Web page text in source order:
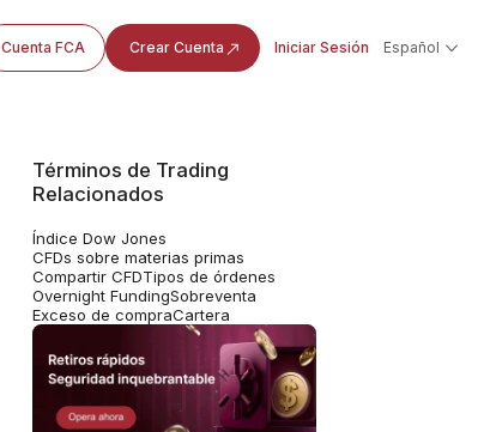
Cuenta FCA Crear Cuenta Iniciar Sesión Español
Términos de Trading
Relacionados
Índice Dow Jones
CFDs sobre materias primas
Compartir CFDTipos de órdenes
Overnight FundingSobreventa
Exceso de compraCartera